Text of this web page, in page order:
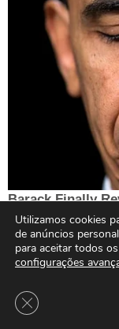
Utilizamos cookies
de anúncios
para aceitar todos
configurações
Close GDPR